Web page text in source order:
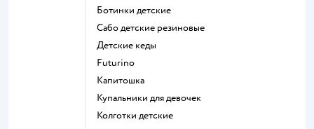
Ботинки детские
Сабо детские резиновые
Детские кеды
Futurino
Капитошка
Купальники для девочек
Колготки детские